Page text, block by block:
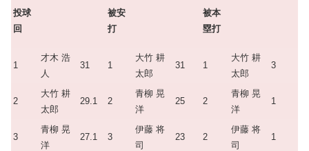
投球
回
被安
打
被本
塁打
1
才木 浩
人
31 1
大竹 耕
太郎
31 1
大竹 耕
太郎
3
2
大竹 耕
太郎
29.1 2
青柳 晃
洋
25 2
青柳 晃
洋
1
3
青柳 晃
洋
27.1 3
伊藤 将
司
23 2
伊藤 将
司
1